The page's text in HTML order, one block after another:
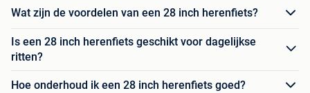
Wat zijn de voordelen van een 28 inch herenfiets?
Is een 28 inch herenfiets geschikt voor dagelijkse
ritten?
Hoe onderhoud ik een 28 inch herenfiets goed?